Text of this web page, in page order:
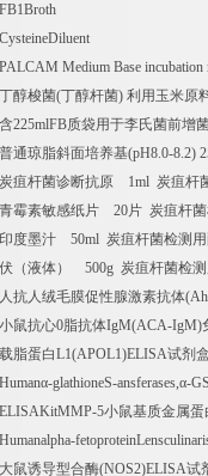
FB1Broth
CysteineDiluent
PALCAM Medium Base
丁醇梭菌(丁醇杆菌) 利用玉米原
含225mlFB质袋用于李氏菌前增
普通琼脂斜面培养基(pH8.0-8.2)
炭疽杆菌诊断抗原 1ml 炭疽杆
青霉素敏感纸片 20片 炭疽杆
印度墨汁 50ml 炭疽杆菌检测
伏（液体）
500g 炭疽杆菌检
人抗人绒毛膜促性腺激素抗体
小鼠抗心0脂抗体IgM(ACA-IgM)
载脂蛋白L1(APOL1)ELISA试剂
Humanα-glathioneS-ansferases,α-
ELISAKitMMP-5小鼠基质金属蛋
Humanalpha-
大鼠诱导型合酶(NOS2)ELISA试